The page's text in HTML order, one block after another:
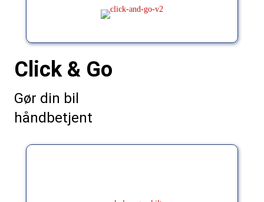
Click & Go
Gør din bil
håndbetjent